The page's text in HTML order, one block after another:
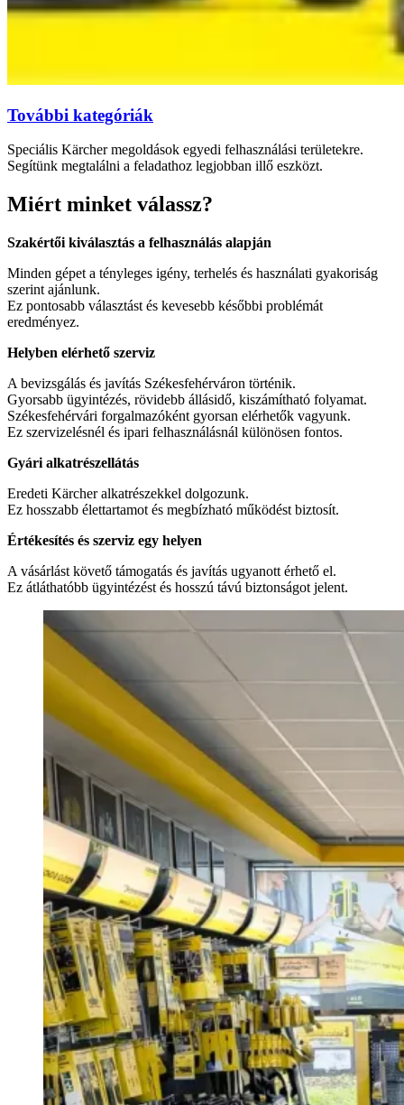
További kategóriák
Speciális Kärcher megoldások egyedi felhasználási területekre.
Segítünk megtalálni a feladathoz legjobban illő eszközt.
Miért minket válassz?
Szakértői kiválasztás a felhasználás alapján
Minden gépet a tényleges igény, terhelés és használati gyakoriság
szerint ajánlunk.
Ez pontosabb választást és kevesebb későbbi problémát
eredményez.
Helyben elérhető szerviz
A bevizsgálás és javítás Székesfehérváron történik.
Gyorsabb ügyintézés, rövidebb állásidő, kiszámítható folyamat.
Székesfehérvári forgalmazóként gyorsan elérhetők vagyunk.
Ez szervizelésnél és ipari felhasználásnál különösen fontos.
Gyári alkatrészellátás
Eredeti Kärcher alkatrészekkel dolgozunk.
Ez hosszabb élettartamot és megbízható működést biztosít.
Értékesítés és szerviz egy helyen
A vásárlást követő támogatás és javítás ugyanott érhető el.
Ez átláthatóbb ügyintézést és hosszú távú biztonságot jelent.